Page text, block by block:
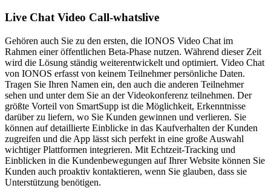
Live Chat Video Call-whatslive
Gehören auch Sie zu den ersten, die IONOS Video Chat im
Rahmen einer öffentlichen Beta-Phase nutzen. Während dieser Zeit
wird die Lösung ständig weiterentwickelt und optimiert. Video Chat
von IONOS erfasst von keinem Teilnehmer persönliche Daten.
Tragen Sie Ihren Namen ein, den auch die anderen Teilnehmer
sehen und unter dem Sie an der Videokonferenz teilnehmen. Der
größte Vorteil von SmartSupp ist die Möglichkeit, Erkenntnisse
darüber zu liefern, wo Sie Kunden gewinnen und verlieren. Sie
können auf detaillierte Einblicke in das Kaufverhalten der Kunden
zugreifen und die App lässt sich perfekt in eine große Auswahl
wichtiger Plattformen integrieren. Mit Echtzeit-Tracking und
Einblicken in die Kundenbewegungen auf Ihrer Website können Sie
Kunden auch proaktiv kontaktieren, wenn Sie glauben, dass sie
Unterstützung benötigen.